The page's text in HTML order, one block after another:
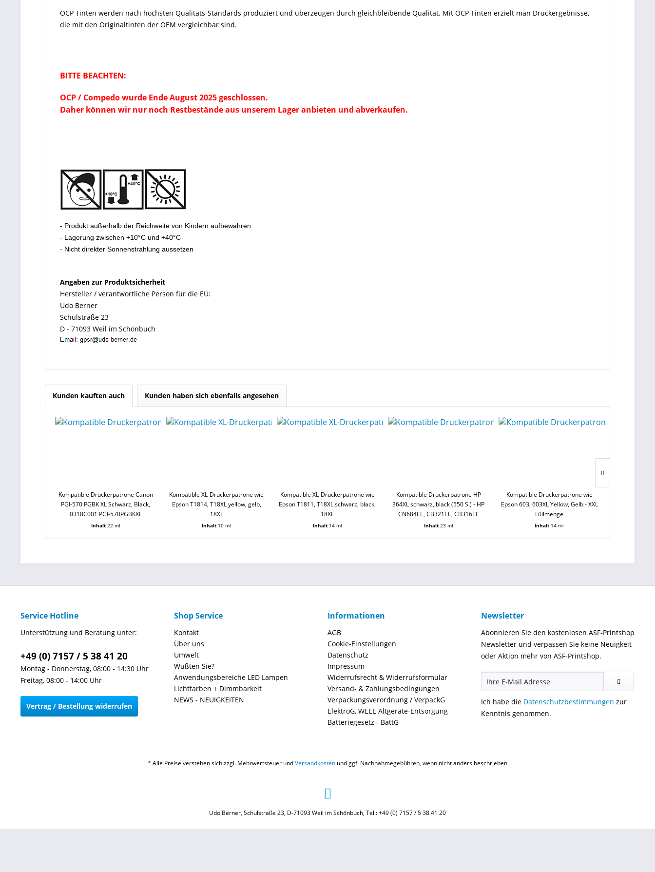
OCP Tinten werden nach höchsten Qualitäts-Standards produziert und überzeugen durch gleichbleibende Qualität. Mit OCP Tinten erzielt man Druckergebnisse,
die mit den Originaltinten der OEM vergleichbar sind.
BITTE BEACHTEN:
OCP / Compedo wurde Ende August 2025 geschlossen.
Daher können wir nur noch Restbestände aus unserem Lager anbieten und abverkaufen.
- Produkt außerhalb der Reichweite von Kindern aufbewahren
- Lagerung zwischen +10°C und +40°C
- Nicht direkter Sonnenstrahlung aussetzen
Angaben zur Produktsicherheit
Hersteller / verantwortliche Person für die EU:
Udo Berner
Schulstraße 23
D - 71093 Weil im Schönbuch
Kunden kauften auch Kunden haben sich ebenfalls angesehen
Kompatible Druckerpatrone Canon
PGI-570 PGBK XL Schwarz, Black,
0318C001 PGI-570PGBKXL
Inhalt 22 ml
Kompatible XL-Druckerpatrone wie
Epson T1814, T18XL yellow, gelb,
18XL
Inhalt 10 ml
Kompatible XL-Druckerpatrone wie
Epson T1811, T18XL schwarz, black,
18XL
Inhalt 14 ml
Kompatible Druckerpatrone HP
364XL schwarz, black (550 S.) - HP
CN684EE, CB321EE, CB316EE
Inhalt 23 ml
Kompatible Druckerpatrone wie
Epson 603, 603XL Yellow, Gelb - XXL
Füllmenge
Inhalt 14 ml
Service Hotline
Unterstützung und Beratung unter:
+49 (0) 7157 / 5 38 41 20
Montag - Donnerstag, 08:00 - 14:30 Uhr
Freitag, 08:00 - 14:00 Uhr
Vertrag / Bestellung widerrufen
Shop Service
Kontakt
Über uns
Umwelt
Wußten Sie?
Anwendungsbereiche LED Lampen
Lichtfarben + Dimmbarkeit
NEWS - NEUIGKEITEN
Informationen
AGB
Cookie-Einstellungen
Datenschutz
Impressum
Widerrufsrecht & Widerrufsformular
Versand- & Zahlungsbedingungen
Verpackungsverordnung / VerpackG
ElektroG, WEEE Altgeräte-Entsorgung
Batteriegesetz - BattG
Newsletter
Abonnieren Sie den kostenlosen ASF-Printshop
Newsletter und verpassen Sie keine Neuigkeit
oder Aktion mehr von ASF-Printshop.
Ich habe die Datenschutzbestimmungen zur
Kenntnis genommen.
* Alle Preise verstehen sich zzgl. Mehrwertsteuer undVersandkosten und ggf. Nachnahmegebühren, wenn nicht anders beschrieben
Udo Berner, Schulstraße 23, D-71093 Weil im Schönbuch, Tel.: +49 (0) 7157 / 5 38 41 20